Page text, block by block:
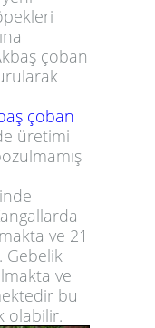
çoban
çoban
üretimi
ve 21
Gebelik
ve
bu
olabilir.